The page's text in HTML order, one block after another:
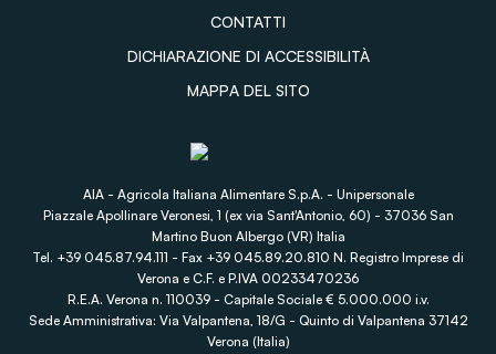
CONTATTI
DICHIARAZIONE DI ACCESSIBILITÀ
MAPPA DEL SITO
AIA - Agricola Italiana Alimentare S.p.A. - Unipersonale
Piazzale Apollinare Veronesi, 1 (ex via Sant'Antonio, 60) - 37036 San
Martino Buon Albergo (VR) Italia
Tel. +39 045.87.94.111 - Fax +39 045.89.20.810 N. Registro Imprese di
Verona e C.F. e P.IVA 00233470236
R.E.A. Verona n. 110039 - Capitale Sociale € 5.000.000 i.v.
Sede Amministrativa: Via Valpantena, 18/G - Quinto di Valpantena 37142
Verona (Italia)